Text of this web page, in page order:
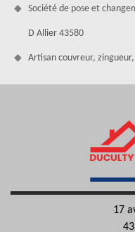
Société de pose et
D Allier 43580
Artisan couvreur,
17